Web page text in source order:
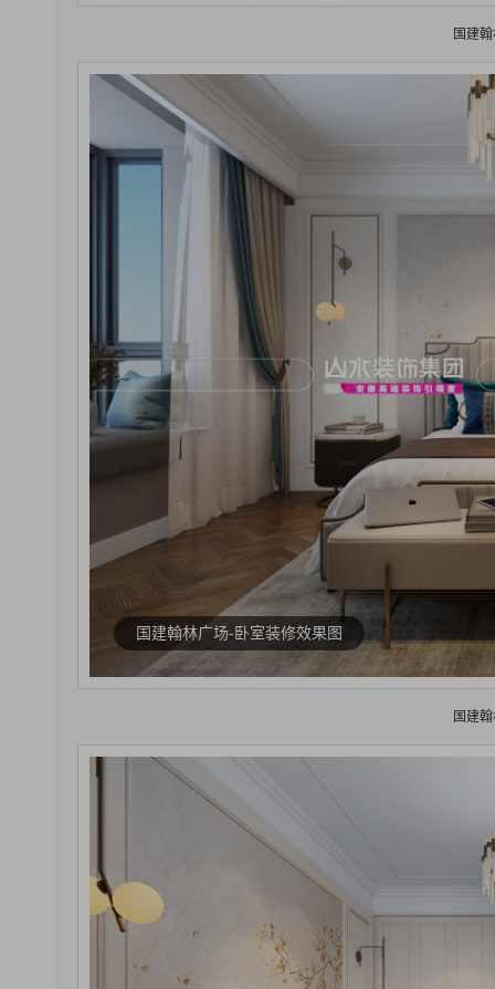
国建
国建翰林广场-卧室装修效果图
国建